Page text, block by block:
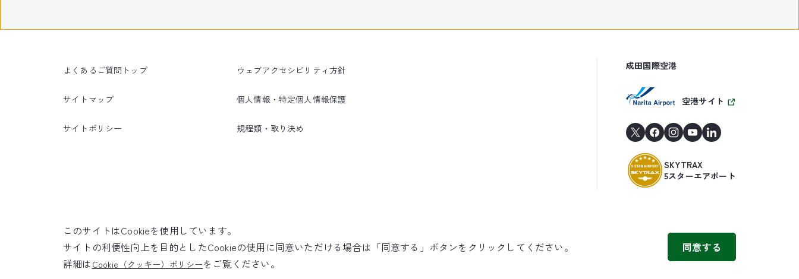
よくあるご質問トップ
サイトマップ
サイトポリシー
ウェブアクセシビリティ方針
個人情報・特定個人情報保護
規程類・取り決め
成田国際空港
空港サイト
SKYTRAX
5スターエアポート
©NARITA INTERNATIONAL AIRPORT CORPORATION
このサイトはCookieを使用しています。
サイトの利便性向上を目的としたCookieの使用に同意いただける場合は「同意する」ボタンをクリックしてください。
詳細は Cookie（クッキー）ポリシーをご覧ください。
同意する